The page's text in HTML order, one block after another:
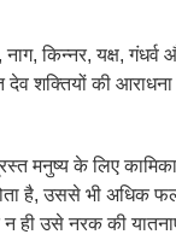
किन्नर, यक्ष, गंधर्व
शक्तियों की आराधना
मनुष्य के लिए
है, उससे भी अधिक
ही उसे नरक की